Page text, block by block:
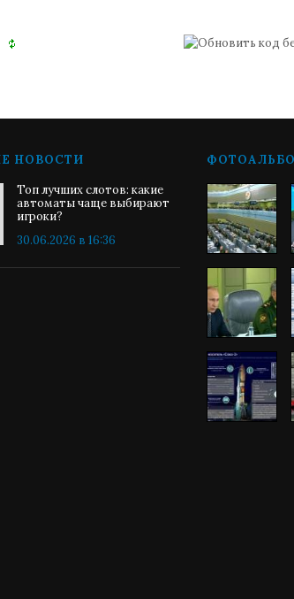
НОВОСТИ
Топ лучших слотов: какие
автоматы чаще выбирают
игроки?
30.06.2026 в 16:36